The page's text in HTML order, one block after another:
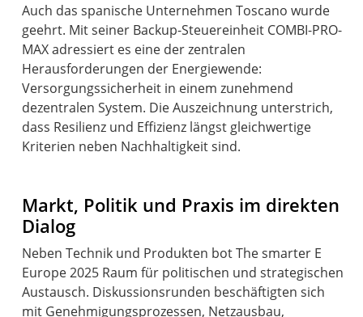
Auch das spanische Unternehmen Toscano wurde
geehrt. Mit seiner Backup-Steuereinheit COMBI-PRO-
MAX adressiert es eine der zentralen
Herausforderungen der Energiewende:
Versorgungssicherheit in einem zunehmend
dezentralen System. Die Auszeichnung unterstrich,
dass Resilienz und Effizienz längst gleichwertige
Kriterien neben Nachhaltigkeit sind.
Markt, Politik und Praxis im direkten
Dialog
Neben Technik und Produkten bot The smarter E
Europe 2025 Raum für politischen und strategischen
Austausch. Diskussionsrunden beschäftigten sich
mit Genehmigungsprozessen, Netzausbau,